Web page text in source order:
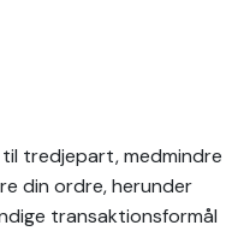
tredjepart, medmindre
din ordre, herunder
transaktionsformål